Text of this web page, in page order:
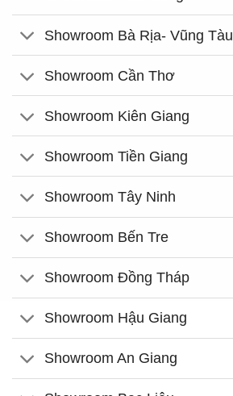
Showroom Bà Rịa- Vũng Tàu
Showroom Cần Thơ
Showroom Kiên Giang
Showroom Tiền Giang
Showroom Tây Ninh
Showroom Bến Tre
Showroom Đồng Tháp
Showroom Hậu Giang
Showroom An Giang